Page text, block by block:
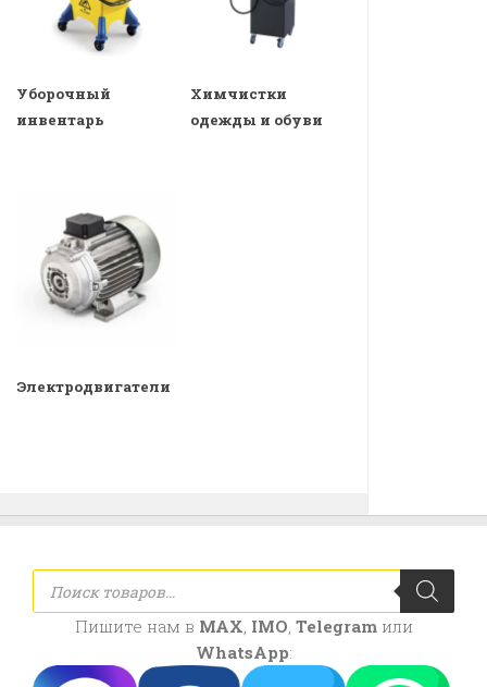
Уборочный
инвентарь
Химчистки
одежды и обуви
Электродвигатели
Поиск
товаров
Пишите нам в MAX, IMO, Telegramили
WhatsApp: